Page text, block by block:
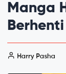
Manga
Harry Pasha